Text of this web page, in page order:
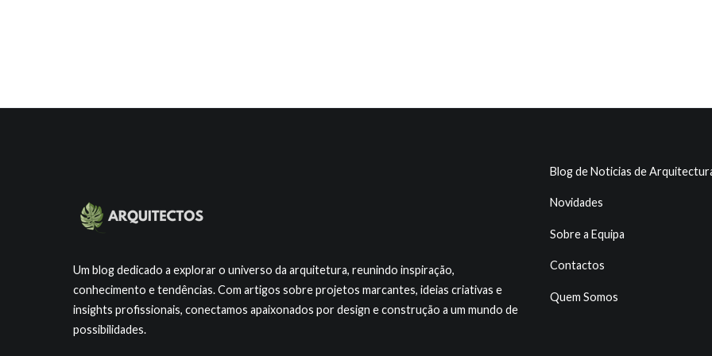
Um blog dedicado a explorar o universo da arquitetura, reunindo inspiração,
conhecimento e tendências. Com artigos sobre projetos marcantes, ideias criativas e
insights profissionais, conectamos apaixonados por design e construção a um mundo de
possibilidades.
Blog de Noticias de
Novidades
Sobre a Equipa
Contactos
Quem Somos